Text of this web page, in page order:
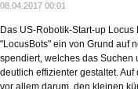
08.04.2017 00:01
Das US-Robotik-Start-up Locus
"LocusBots" ein von Grund auf
spendiert, welches das Suchen
deutlich effizienter gestaltet.
vor allem darum, den kleinen